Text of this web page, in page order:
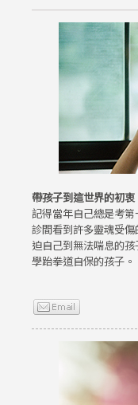
帶孩子到這世界的初
記得當年自己總是考
診間看到許多靈魂受
迫自己到無法喘息的
學跆拳道自保的孩子。